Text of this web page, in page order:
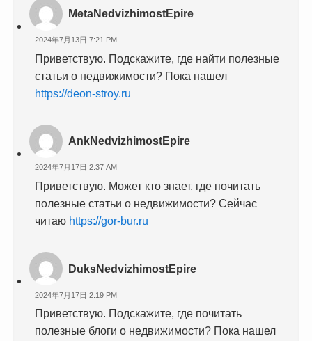
MetaNedvizhimostEpire
2024年7月13日 7:21 PM
Приветствую. Подскажите, где найти полезные
статьи о недвижимости? Пока нашел
https://deon-stroy.ru
AnkNedvizhimostEpire
2024年7月17日 2:37 AM
Приветствую. Может кто знает, где почитать
полезные статьи о недвижимости? Сейчас
читаю https://gor-bur.ru
DuksNedvizhimostEpire
2024年7月17日 2:19 PM
Приветствую. Подскажите, где почитать
полезные блоги о недвижимости? Пока нашел